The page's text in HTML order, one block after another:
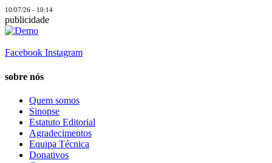
10/07/26 - 10:14
publicidade
Facebook Instagram
sobre nós
Quem somos
Sinopse
Estatuto Editorial
Agradecimentos
Equipa Técnica
Donativos